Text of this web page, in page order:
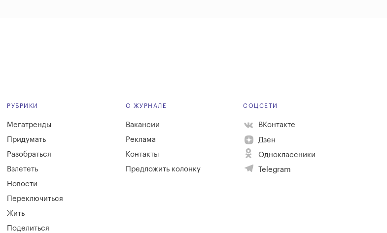
РУБРИКИ
Мегатренды
Придумать
Разобраться
Взлететь
Новости
Переключиться
Жить
Поделиться
О ЖУРНАЛЕ
Вакансии
Реклама
Контакты
Предложить колонку
СОЦСЕТИ
ВКонтакте
Дзен
Одноклассники
Telegram